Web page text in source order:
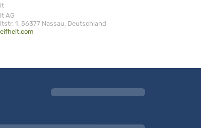
AG
1, 56377 Nassau, Deutschland